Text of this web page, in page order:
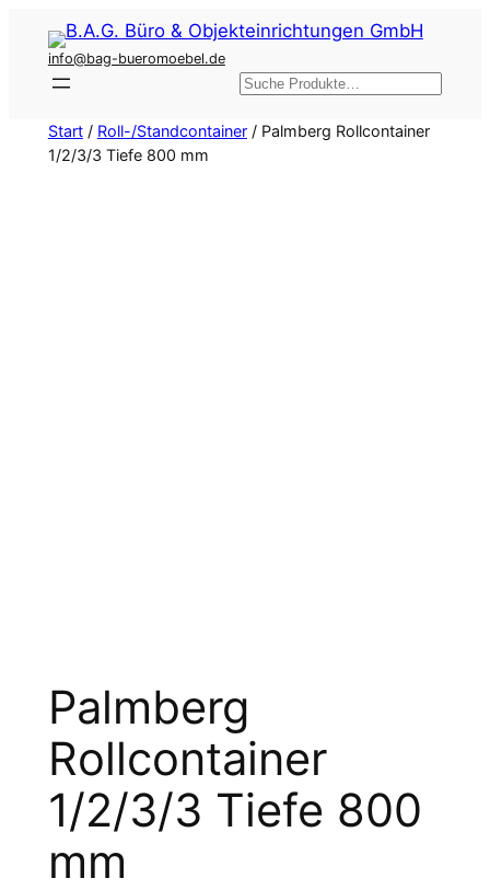
Inhalt
springen
info@bag-bueromoebel.de
Suchen
Start/ Roll-/Standcontainer/ Palmberg Rollcontainer
1/2/3/3 Tiefe 800 mm
Palmberg
Rollcontainer
1/2/3/3 Tiefe 800
mm